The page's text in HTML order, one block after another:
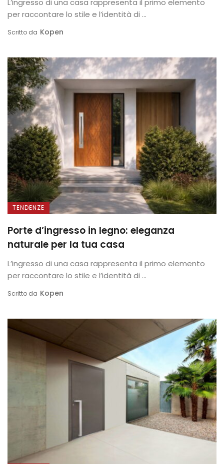
L’ingresso di una casa rappresenta il primo elemento
per raccontare lo stile e l’identità di ...
Scritto da Kopen
TENDENZE
Porte d’ingresso in legno: eleganza
naturale per la tua casa
L’ingresso di una casa rappresenta il primo elemento
per raccontare lo stile e l’identità di ...
Scritto da Kopen